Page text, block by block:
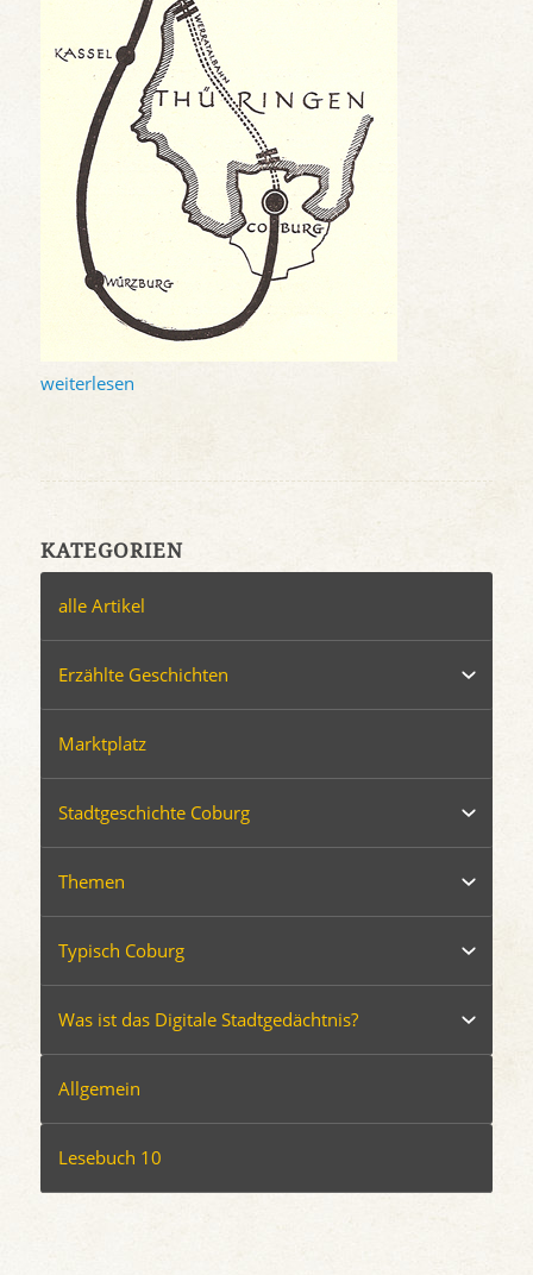
weiterlesen
KATEGORIEN
alle Artikel
Erzählte Geschichten
Marktplatz
Stadtgeschichte Coburg
Themen
Typisch Coburg
Was ist das Digitale Stadtgedächtnis?
Allgemein
Lesebuch 10